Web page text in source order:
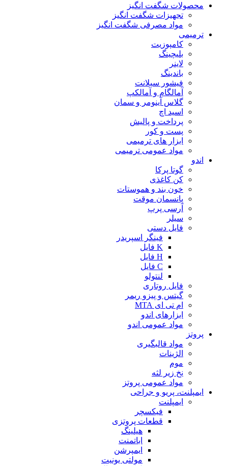
محصولات شگفت انگیز
تجهیزات شگفت انگیز
مواد مصرفی شگفت انگیز
ترمیمی
کامپوزیت
بلیچینگ
لاینر
باندینگ
فیشور سیلانت
آمالگام و آمالکپ
گلاس آینومر و سمان
اسید اچ
پرداخت و پالیش
پست و کور
ابزار های ترمیمی
مواد عمومی ترمیمی
اندو
گوتا پرکا
کن کاغذی
خون بند و هموستات
پانسمان موقت
آرسی پرپ
سیلر
فایل دستی
فینگر اسپریدر
K فایل
H فایل
C فایل
لنتولو
فایل روتاری
گیتس و پیزو ریمر
ام تی ای MTA
ابزارهای اندو
مواد عمومی اندو
پروتز
مواد قالبگیری
الژینات
موم
نخ زیر لثه
مواد عمومی پروتز
ایمپلنت، پریو و جراحی
ایمپلنت
فیکسچر
قطعات پروتزی
هیلینگ
اباتمنت
ایمپرشن
مولتی یونیت